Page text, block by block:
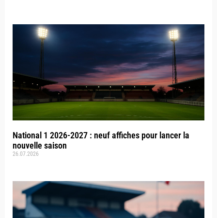
National 1 2026-2027 : neuf affiches pour lancer la
nouvelle saison
26.07.2026